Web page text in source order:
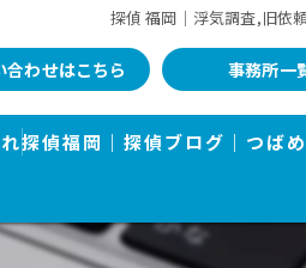
探偵 福岡｜浮気調査,旧依
合わせはこちら 事務所一
探偵福岡｜探偵ブログ｜つば